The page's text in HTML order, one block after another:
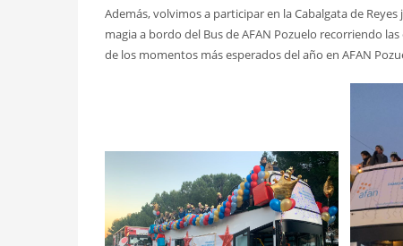
Además, volvimos a participar en la Cabalgata de
magia a bordo del Bus de AFAN Pozuelo recorriendo
de los momentos más esperados del año en AFAN